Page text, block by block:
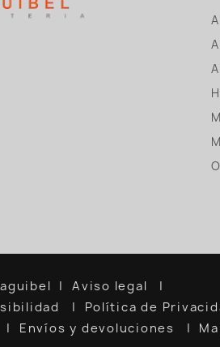
Aviso legal
Política de
Envíos y devoluciones